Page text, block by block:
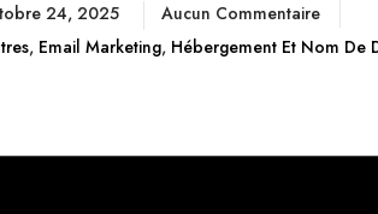
24, 2025
Aucun Commentaire
, Email Marketing, Hébergement Et Nom De